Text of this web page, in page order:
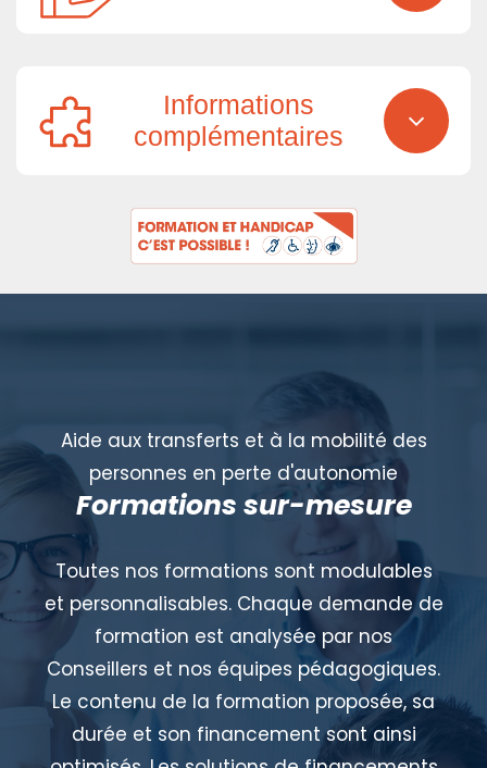
Informations
complémentaires
Aide aux transferts et à la mobilité des
personnes en perte d'autonomie
Formations sur-mesure
Toutes nos formations sont modulables
et personnalisables. Chaque demande de
formation est analysée par nos
Conseillers et nos équipes pédagogiques.
Le contenu de la formation proposée, sa
durée et son financement sont ainsi